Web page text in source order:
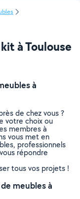
à Toulouse
à
de chez vous ?
votre choix ou
membres à
vous met en
professionnels
répondre
tous vos projets !
meubles à